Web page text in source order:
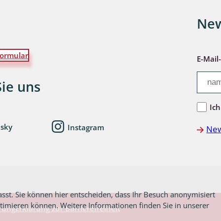
Sie können hier entscheiden, dass Ihr Besuch anonymisiert
können. Weitere Informationen finden Sie in unserer
uns
Instagram
E-
Erklärung zur Barrierefreiheit